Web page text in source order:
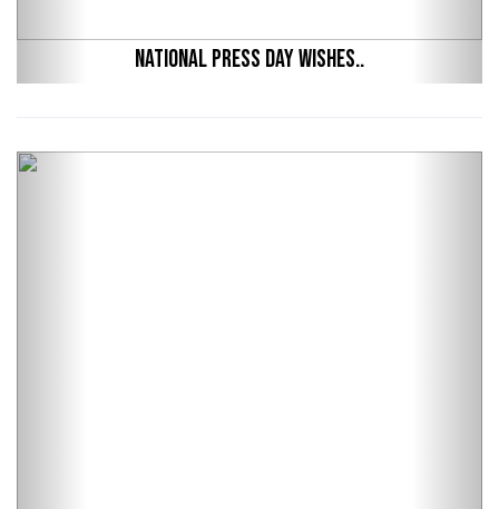
National Press Day Wishes..